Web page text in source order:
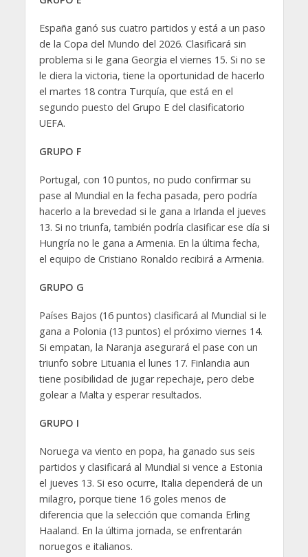
España ganó sus cuatro partidos y está a un paso
de la Copa del Mundo del 2026. Clasificará sin
problema si le gana Georgia el viernes 15. Si no se
le diera la victoria, tiene la oportunidad de hacerlo
el martes 18 contra Turquía, que está en el
segundo puesto del Grupo E del clasificatorio
UEFA.
GRUPO F
Portugal, con 10 puntos, no pudo confirmar su
pase al Mundial en la fecha pasada, pero podría
hacerlo a la brevedad si le gana a Irlanda el jueves
13. Si no triunfa, también podría clasificar ese día si
Hungría no le gana a Armenia. En la última fecha,
el equipo de Cristiano Ronaldo recibirá a Armenia.
GRUPO G
Países Bajos (16 puntos) clasificará al Mundial si le
gana a Polonia (13 puntos) el próximo viernes 14.
Si empatan, la Naranja asegurará el pase con un
triunfo sobre Lituania el lunes 17. Finlandia aun
tiene posibilidad de jugar repechaje, pero debe
golear a Malta y esperar resultados.
GRUPO I
Noruega va viento en popa, ha ganado sus seis
partidos y clasificará al Mundial si vence a Estonia
el jueves 13. Si eso ocurre, Italia dependerá de un
milagro, porque tiene 16 goles menos de
diferencia que la selección que comanda Erling
Haaland. En la última jornada, se enfrentarán
noruegos e italianos.